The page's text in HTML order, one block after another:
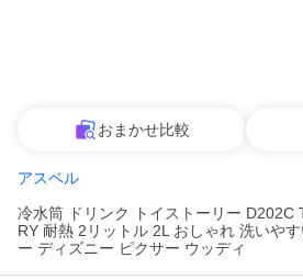
おまかせ比較
アスベル
冷水筒 ドリンク トイストーリー D202C
RY 耐熱 2リットル 2L おしゃれ 洗いや
ー ディズニー ピクサー ウッディ